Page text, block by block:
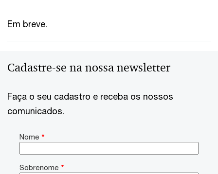
Em breve.
Cadastre-se na nossa newsletter
Faça o seu cadastro e receba os nossos
comunicados.
Nome *
Sobrenome *